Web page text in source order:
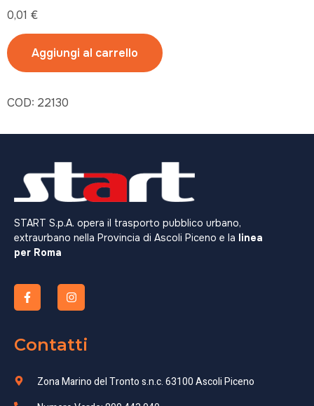
0,01 €
Aggiungi al carrello
COD: 22130
START S.p.A. opera il trasporto pubblico urbano,
extraurbano nella Provincia di Ascoli Piceno e la linea
per Roma
Contatti
Zona Marino del Tronto s.n.c. 63100 Ascoli Piceno